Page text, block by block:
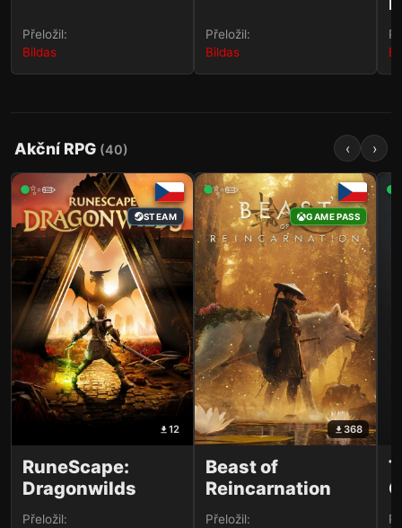
Přeložil:
Bildas
Přeložil:
Bildas
Akční RPG (40) ‹ ›
✨✏️
STEAM
12
RuneScape:
Dragonwilds
Přeložil:
✨✏️
STEAM
368
Beast of
Reincarnation
Přeložil: